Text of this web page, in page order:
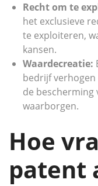
Recht om te
het exclusieve
te exploiteren,
kansen.
Waardecreatie:
bedrijf
de bescherming
waarborgen.
Hoe
patent